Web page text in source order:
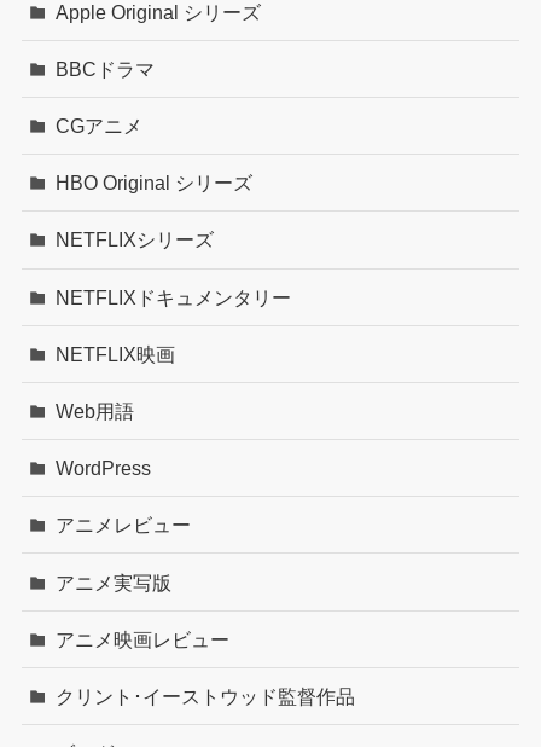
Apple Original シリーズ
BBCドラマ
CGアニメ
HBO Original シリーズ
NETFLIXシリーズ
NETFLIXドキュメンタリー
NETFLIX映画
Web用語
WordPress
アニメレビュー
アニメ実写版
アニメ映画レビュー
クリント･イーストウッド監督作品